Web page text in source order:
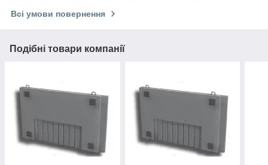
Всі умови повернення
Подібні товари компанії